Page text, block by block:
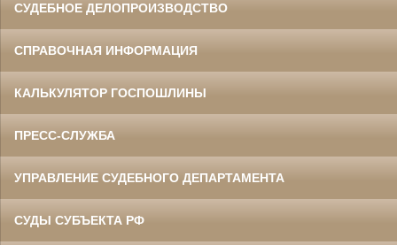
СУДЕБНОЕ ДЕЛОПРОИЗВОДСТВО
СПРАВОЧНАЯ ИНФОРМАЦИЯ
КАЛЬКУЛЯТОР ГОСПОШЛИНЫ
ПРЕСС-СЛУЖБА
УПРАВЛЕНИЕ СУДЕБНОГО ДЕПАРТАМЕНТА
СУДЫ СУБЪЕКТА РФ